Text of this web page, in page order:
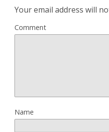
Your email address will
Comment
Name